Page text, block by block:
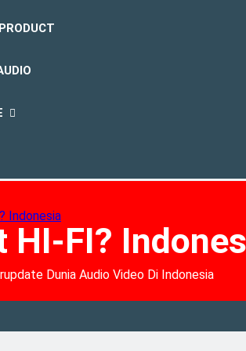
HI-FI?
Dunia Audio Video Di Indonesia